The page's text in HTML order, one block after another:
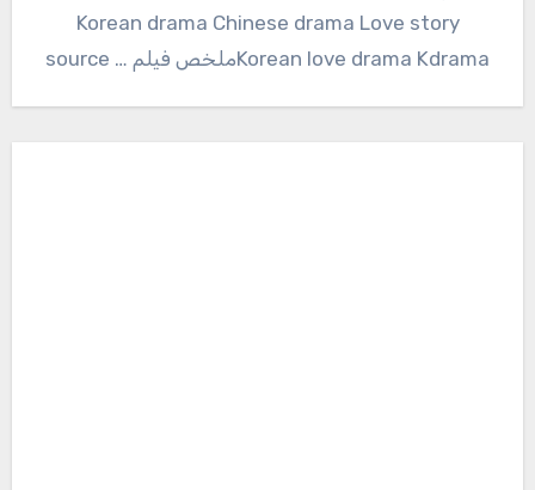
Korean drama Chinese drama Love story
Korean love drama Kdramaملخص فيلم … source